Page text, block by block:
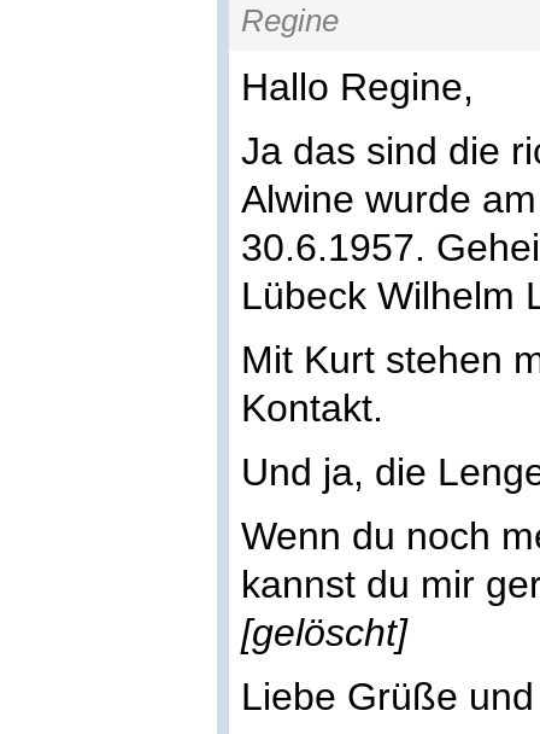
Regine
Hallo Regine,
Ja das sind die
Alwine wurde
30.6.1957.
Lübeck Wilhelm
Mit Kurt stehen
Kontakt.
Und ja, die
Wenn du noch
kannst du mir
[gelöscht]
Liebe Grüße